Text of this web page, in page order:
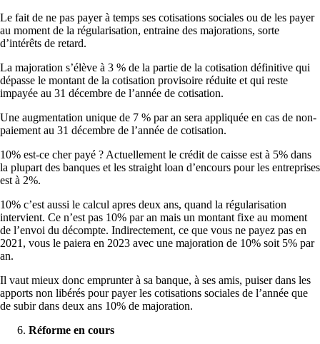
Le fait de ne pas payer à temps ses cotisations sociales ou de les payer
au moment de la régularisation, entraine des majorations, sorte
d’intérêts de retard.
La majoration s’élève à 3 % de la partie de la cotisation définitive qui
dépasse le montant de la cotisation provisoire réduite et qui reste
impayée au 31 décembre de l’année de cotisation.
Une augmentation unique de 7 % par an sera appliquée en cas de non-
paiement au 31 décembre de l’année de cotisation.
10% est-ce cher payé ? Actuellement le crédit de caisse est à 5% dans
la plupart des banques et les straight loan d’encours pour les entreprises
est à 2%.
10% c’est aussi le calcul apres deux ans, quand la régularisation
intervient. Ce n’est pas 10% par an mais un montant fixe au moment
de l’envoi du décompte. Indirectement, ce que vous ne payez pas en
2021, vous le paiera en 2023 avec une majoration de 10% soit 5% par
an.
Il vaut mieux donc emprunter à sa banque, à ses amis, puiser dans les
apports non libérés pour payer les cotisations sociales de l’année que
de subir dans deux ans 10% de majoration.
Réforme en cours